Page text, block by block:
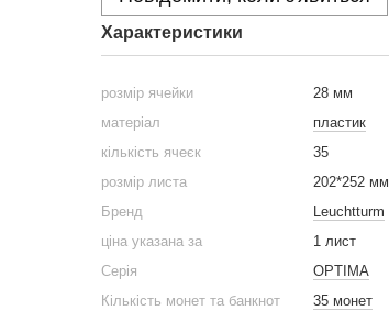
Характеристики
розмір ячейки
28 мм
матеріал
пластик
кількість ячеєк
35
розмір листа
202*252 мм
Бренд
Leuchtturm
ціна указана за
1 лист
Серія
OPTIMA
Кількість монет та банкнот
35 монет